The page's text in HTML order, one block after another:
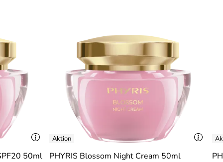
Propanediol, Sodium Stearoyl Glutamate, Helianthus
Benzoate, Potassium Sorbate, Sodium Dehydroacetate
auf der Verpackung.
50ml
PHYRIS Blossom Night Cream 50ml